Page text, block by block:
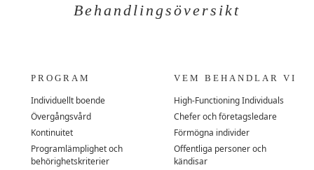
Behandlingsöversikt
PROGRAM
Individuellt boende
Övergångsvård
Kontinuitet
Programlämplighet och
behörighetskriterier
VEM BEHANDLAR VI
High-Functioning Individuals
Chefer och företagsledare
Förmögna individer
Offentliga personer och
kändisar